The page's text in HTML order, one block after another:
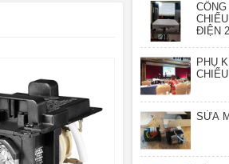
ĐIỆN
PHỤ
CHIẾU
SỬA